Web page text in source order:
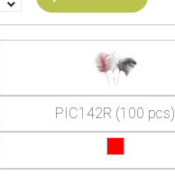
PIC142R (100 pcs)